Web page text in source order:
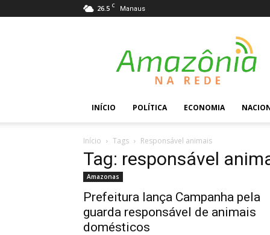
26.5 C Manaus
Rede
INÍCIO POLÍTICA ECONOMIA
Início Tags Responsável animais
Tag: responsável
Amazonas
Prefeitura lança Campanha pela
guarda responsável de animais
domésticos